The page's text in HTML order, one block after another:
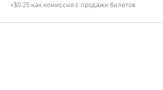
+$0.25 как комиссия с продажи билетов